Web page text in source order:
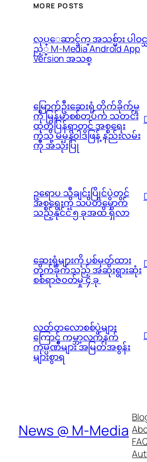
MORE POSTS
လုပ္ေဆာင္ခ်က္ အသစ္မ်ား ပါဝင္သ
ည့္ M-Media Android App
Version အသစ္
မြောက်ဦးဆေးရုံ တိုက်ခိုက်မှု
ကို မြန်မာစစ်တပ်က သတင်း
ထုတ်ပြန်ရာတွင် အစ္စရေး
ကဲ့သို့ မမှန်၀ါဒဖြန့် နည်းလမ်း
ကို အသုံးပြု
ဥရောပ သီချင်းပြိုင်ပွဲတွင်
အစ္စရေးကို သပိတ်မှောက်
သည့်နိုင်ငံ ၅ ခုအထိ ရှိလာ
ဆေးရုံများကို ပစ်မှတ်ထား
တိုက်ခိုက်သည့် အဆိုးရွားဆုံး
စစ်ရာဇ၀တ်မှု ၄ ခု
လတ်တလောစစ်ပွဲများ
ကြောင့် ကမ္ဘာ့လက်နက်
ကုမ္ပဏီများ အမြတ်အစွန်း
များစွာရ
News @ M-Media